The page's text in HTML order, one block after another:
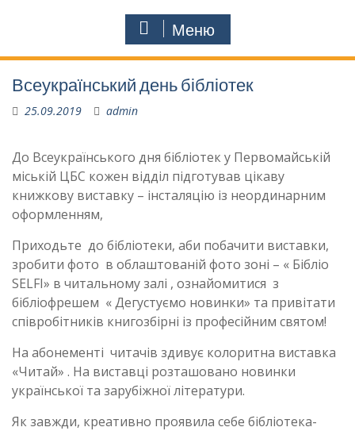
Меню
Всеукраїнський день бібліотек
25.09.2019 admin
До Всеукраїнського дня бібліотек у Первомайській
міській ЦБС кожен відділ підготував цікаву
книжкову виставку – інсталяцію із неординарним
оформленням,
Приходьте до бібліотеки, аби побачити виставки,
зробити фото в облаштованій фото зоні – « Бібліо
SELFI» в читальному залі , ознайомитися з
бібліофрешем « Дегустуємо новинки» та привітати
співробітників книгозбірні із професійним святом!
На абонементі читачів здивує колоритна виставка
«Читай» . На виставці розташовано новинки
української та зарубіжної літератури.
Як завжди, креативно проявила себе бібліотека-